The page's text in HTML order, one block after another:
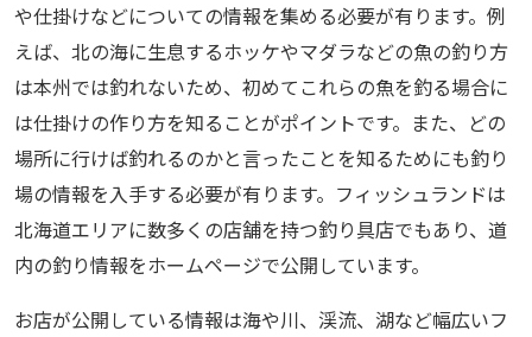
や仕掛けなどについての情報を集める必要が有ります。例
えば、北の海に生息するホッケやマダラなどの魚の釣り方
は本州では釣れないため、初めてこれらの魚を釣る場合に
は仕掛けの作り方を知ることがポイントです。また、どの
場所に行けば釣れるのかと言ったことを知るためにも釣り
場の情報を入手する必要が有ります。フィッシュランドは
北海道エリアに数多くの店舗を持つ釣り具店でもあり、道
内の釣り情報をホームページで公開しています。
お店が公開している情報は海や川、渓流、湖など幅広いフ